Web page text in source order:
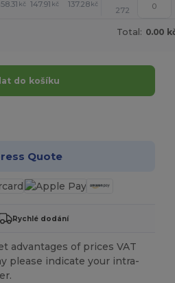
kč 147.91 kč 137.28kč +
272
Total: 0.00
do košíku
Quote
Rychlé dodání
advantages of prices VAT
please indicate your intra-